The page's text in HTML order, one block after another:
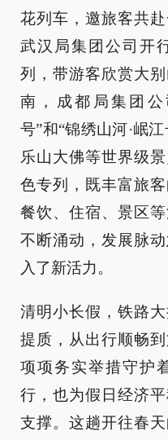
花列车，邀旅客共
武汉局集团公司开
列，带游客欣赏大
南，成都局集团
号”和“锦绣山河·岷
乐山大佛等世界级
色专列，既丰富旅
餐饮、住宿、景区
不断涌动，发展脉
入了新活力。
清明小长假，铁路
提质，从出行顺畅
项项务实举措守护
行，也为假日经济
支撑。这趟开往春